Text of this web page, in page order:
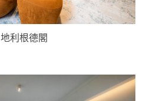
地利根德閣